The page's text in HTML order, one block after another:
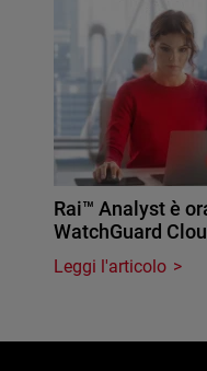
Rai™ Analyst è
WatchGuard
Leggi l'articolo